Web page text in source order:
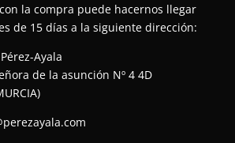
la compra puede hacernos llegar
de 15 días a la siguiente dirección:
Ayala
de la asunción Nº 4 4D